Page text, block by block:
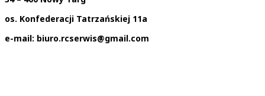
os. Konfederacji Tatrzańskiej 11a
e-mail: biuro.rcserwis@gmail.com